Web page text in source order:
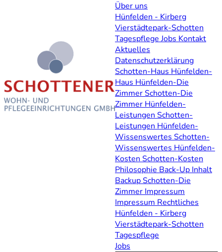
Über uns
Hünfelden - Kirberg
Vierstädtepark-Schotten
TagespflegeJobs Kontakt
Aktuelles
Datenschutzerklärung
Schotten-Haus Hünfelden-
Haus Hünfelden-Die
ZimmerSchotten-Die
Zimmer Hünfelden-
Leistungen Schotten-
Leistungen Hünfelden-
Wissenswertes Schotten-
Wissenswertes Hünfelden-
Kosten Schotten-Kosten
Philosophie Back-Up Inhalt
Backup Schotten-Die
Zimmer Impressum
Impressum Rechtliches
Hünfelden - Kirberg
Vierstädtepark-Schotten
Tagespflege
Jobs